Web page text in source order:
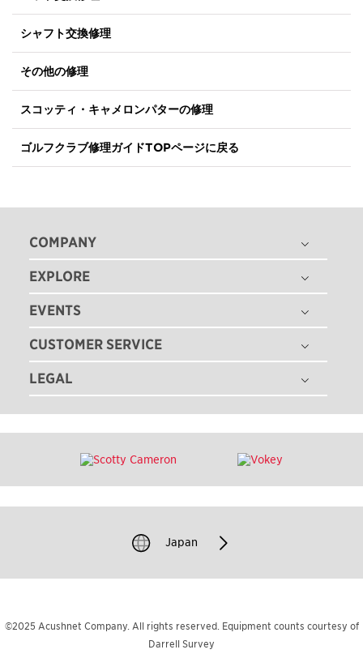
シャフト交換修理
その他の修理
スコッティ・キャメロンパターの修理
ゴルフクラブ修理ガイドTOPページに戻る
COMPANY
THE TITLEIST STORY
タイトリスト グローバル
採用情報
EXPLORE
ゴルフボール
ゴルフクラブ
ゴルフギア
ゴルフアパレル
ツアー情報
TEAM TITLEIST
タイトリスト直営店
過去のモデル（米国サイト）
EVENTS
ゴルフボールフィッティング
ゴルフクラブフィッティング
ゴルフクラブ パフォーマンス体感イベント
CUSTOMER SERVICE
注文状況の確認
ゴルフクラブ レンタル
カスタムクラブガイド
ゴルフクラブ修理
模倣品に関するご注意
お問い合わせ
LEGAL
特定商取引法に基づく表記
プライバシーポリシー
クッキーポリシー
Japan
©2025 Acushnet Company. All rights reserved. Equipment counts courtesy of
Darrell Survey